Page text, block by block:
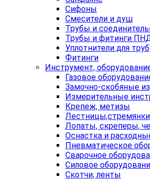
Сифоны
Смесители и душ
Трубы и
Трубы и фитинги
Уплотнители для труб
Фитинги
Инструмент,
Газовое
Замочно-скобяные
Измерительные
Крепеж, метизы
Лестницы,стремянки
Лопаты, скреперы,
Оснастка и
Пневматическое
Сварочное
Силовое
Скотчи, ленты